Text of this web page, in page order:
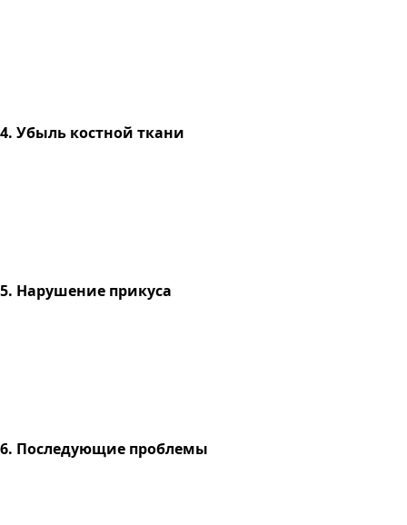
4. Убыль костной ткани
5. Нарушение прикуса
6. Последующие проблемы